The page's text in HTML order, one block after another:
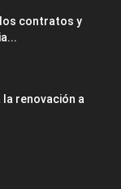
los contratos y
la renovación a